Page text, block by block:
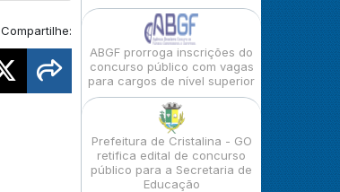
Compartilhe:
ABGF prorroga inscrições do
concurso público com vagas
para cargos de nível superior
Prefeitura de Cristalina - GO
retifica edital de concurso
público para a Secretaria de
Educação